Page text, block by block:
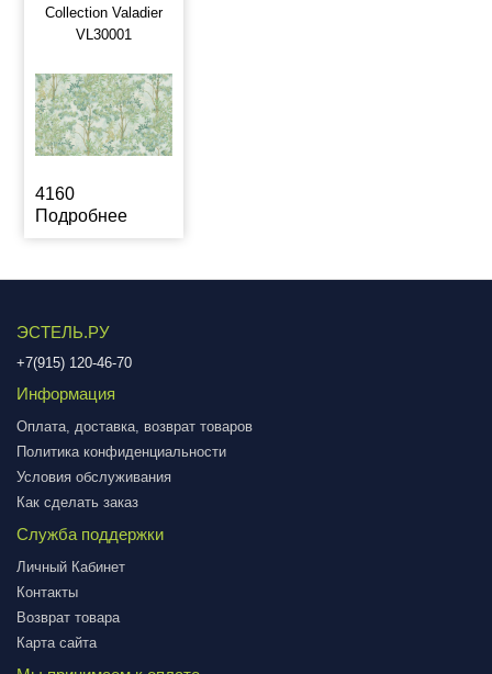
Collection Valadier
VL30001
4160
Подробнее
ЭСТЕЛЬ.РУ
+7(915) 120-46-70
Информация
Оплата, доставка, возврат товаров
Политика конфиденциальности
Условия обслуживания
Как сделать заказ
Служба поддержки
Личный Кабинет
Контакты
Возврат товара
Карта сайта